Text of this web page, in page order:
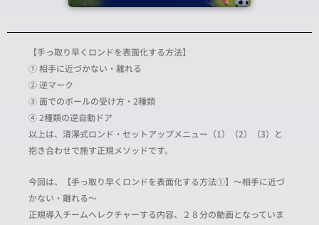
【手っ取り早くロンドを表面化する方法】
① 相手に近づかない・離れる
② 逆マーク
③ 面でのボールの受け方・2種類
④ 2種類の逆自動ドア
以上は、清澤式ロンド・セットアップメニュー（1）（2）（3）と
抱き合わせで施す正規メソッドです。
今回は、【手っ取り早くロンドを表面化する方法①】～相手に近づ
かない・離れる～
正規導入チームへレクチャーする内容、２８分の動画となっていま